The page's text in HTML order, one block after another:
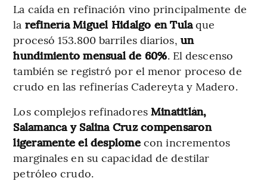
La caída en refinación vino principalmente de
la refinería Miguel Hidalgo en Tulaque
procesó 153.800 barriles diarios, un
hundimiento mensual de 60%. El descenso
también se registró por el menor proceso de
crudo en las refinerías Cadereyta y Madero.
Los complejos refinadores Minatitlán,
Salamanca y Salina Cruz compensaron
ligeramente el desplomecon incrementos
marginales en su capacidad de destilar
petróleo crudo.